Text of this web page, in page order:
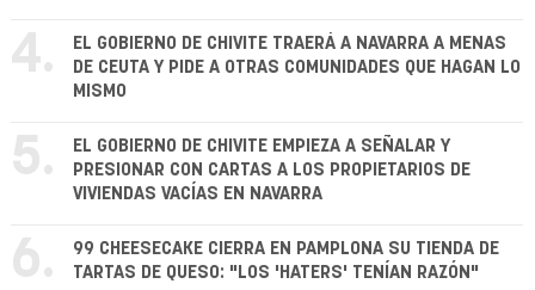
4.
EL GOBIERNO DE CHIVITE TRAERÁ A NAVARRA A MENAS
DE CEUTA Y PIDE A OTRAS COMUNIDADES QUE HAGAN LO
MISMO
5.
EL GOBIERNO DE CHIVITE EMPIEZA A SEÑALAR Y
PRESIONAR CON CARTAS A LOS PROPIETARIOS DE
VIVIENDAS VACÍAS EN NAVARRA
6.
99 CHEESECAKE CIERRA EN PAMPLONA SU TIENDA DE
TARTAS DE QUESO: "LOS 'HATERS' TENÍAN RAZÓN"